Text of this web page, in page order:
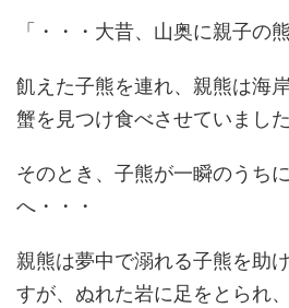
「・・・大昔、山奥に親子の
飢えた子熊を連れ、親熊は海
蟹を見つけ食べさせていました
そのとき、子熊が一瞬のうち
へ・・・
親熊は夢中で溺れる子熊を助
すが、ぬれた岩に足をとられ